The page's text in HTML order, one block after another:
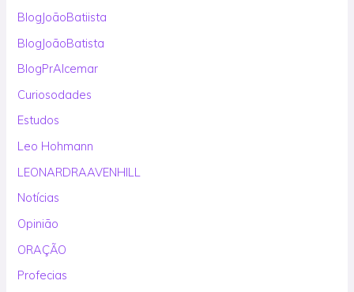
BlogJoãoBatiista
BlogJoãoBatista
BlogPrAlcemar
Curiosodades
Estudos
Leo Hohmann
LEONARDRAAVENHILL
Notícias
Opinião
ORAÇÃO
Profecias